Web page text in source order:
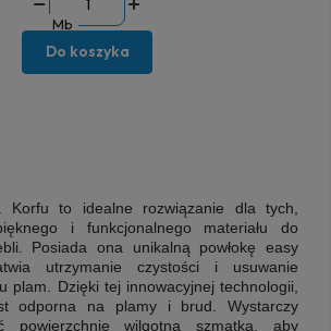
Mb
Do koszyka
Korfu to idealne rozwiązanie dla tych,
i funkcjonalnego materiału do
Posiada ona unikalną powłokę easy
utrzymanie czystości i usuwanie
plam. Dzięki tej innowacyjnej technologii,
odporna na plamy i brud. Wystarczy
powierzchnię wilgotną szmatką, aby